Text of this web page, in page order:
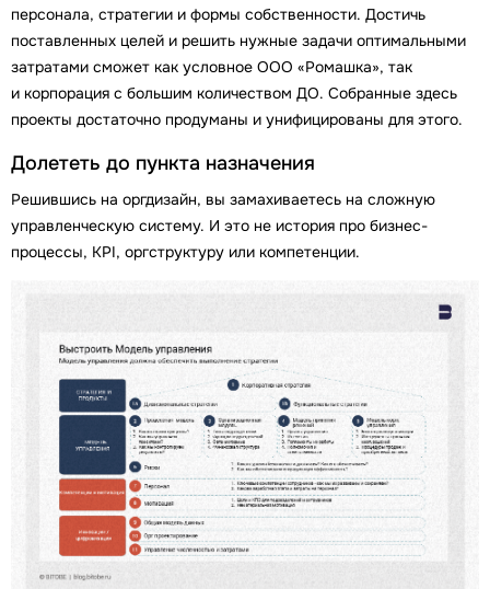
персонала, стратегии и формы собственности. Достичь
поставленных целей и решить нужные задачи оптимальными
затратами сможет как условное ООО «Ромашка», так
и корпорация с большим количеством ДО. Собранные здесь
проекты достаточно продуманы и унифицированы для этого.
Долететь до пункта назначения
Решившись на оргдизайн, вы замахиваетесь на сложную
управленческую систему. И это не история про бизнес-
процессы, KPI, оргструктуру или компетенции.